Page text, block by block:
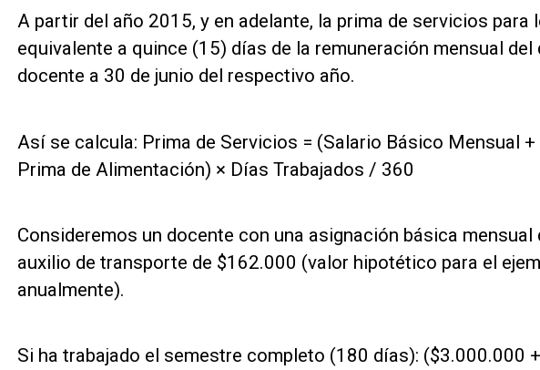
A partir del año 2015, y en adelante, la prima de servicios para
equivalente a quince (15) días de la remuneración mensual
docente a 30 de junio del respectivo año.
Así se calcula: Prima de Servicios = (Salario Básico Mensual
Prima de Alimentación) × Días Trabajados / 360
Consideremos un docente con una asignación básica mensual
auxilio de transporte de $162.000 (valor hipotético para el
anualmente).
Si ha trabajado el semestre completo (180 días): ($3.000.000